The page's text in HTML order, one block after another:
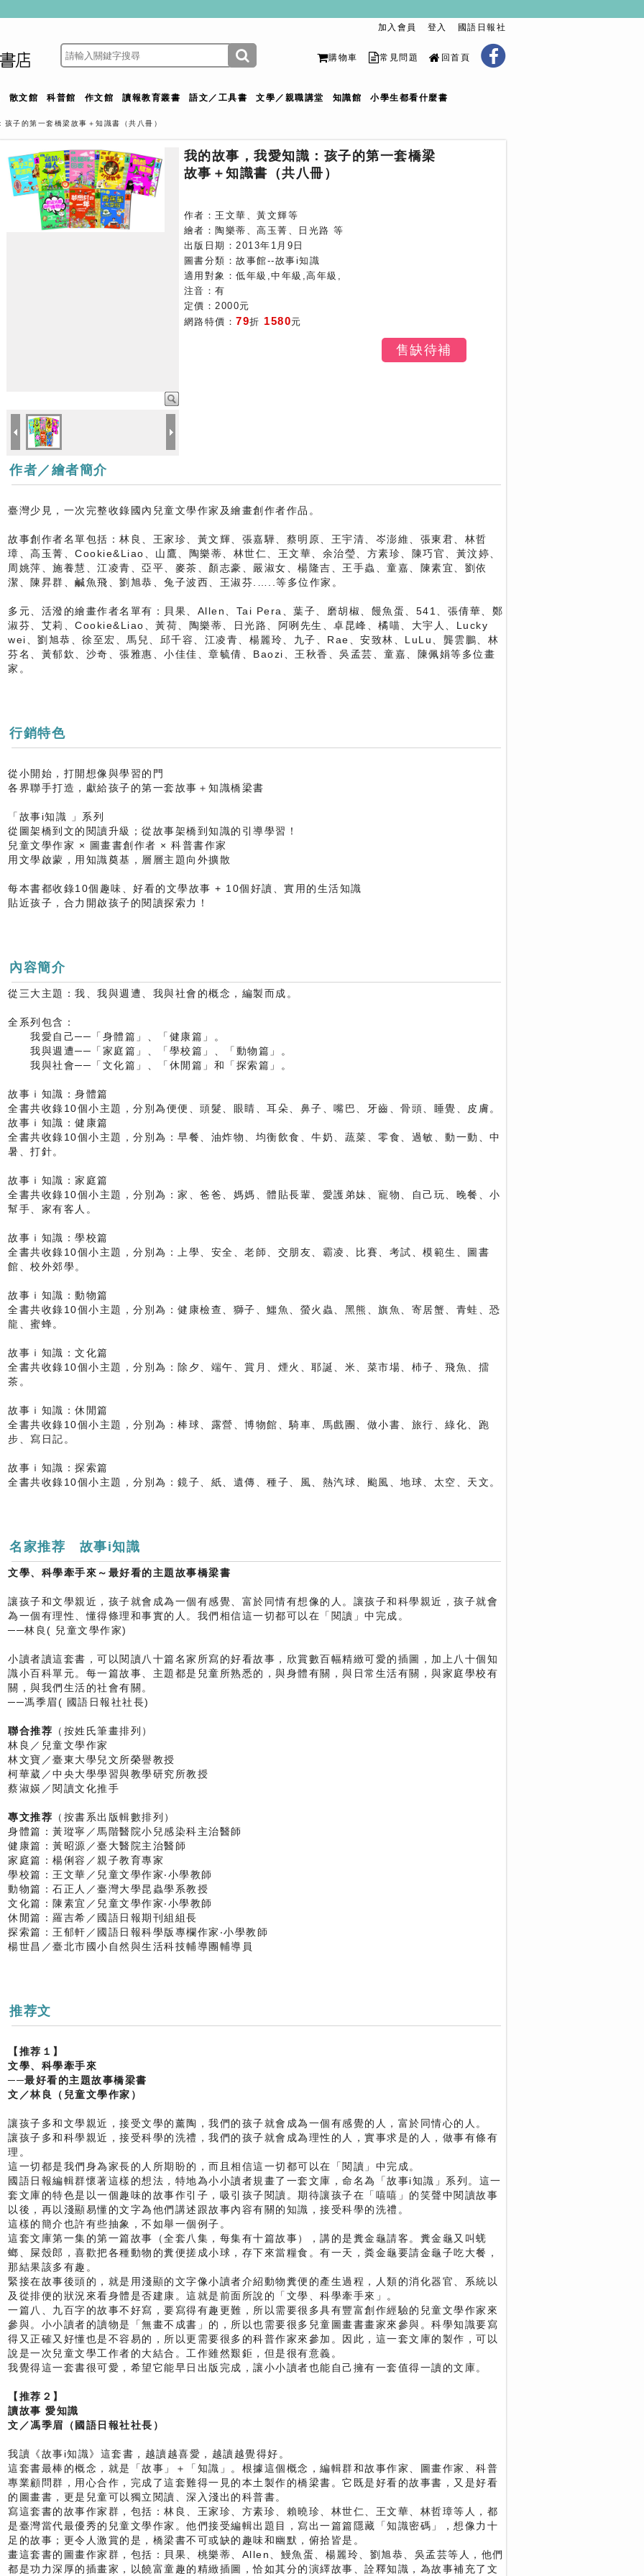
加入會員 登入 國語日報社
購物車 常見問題 回首頁
散文館 科普館 作文館 讀報教育叢書 語文／工具書 文學／親職講堂 知識館 小學生都看什麼書
孩子的第一套橋梁故事＋知識書（共八冊）
我的故事，我愛知識：孩子的第一套橋梁
故事＋知識書（共八冊）
作者：王文華、黃文輝等
繪者：陶樂蒂、高玉菁、日光路 等
出版日期：2013年1月9日
圖書分類：故事館--故事i知識
適用對象：低年級,中年級,高年級,
注音：有
定價：2000元
網路特價：79折 1580元
售缺待補
作者／繪者簡介
臺灣少見，一次完整收錄國內兒童文學作家及繪畫創作者作品。
故事創作者名單包括：林良、王家珍、黃文輝、張嘉驊、蔡明原、王宇清、岑澎維、張東君、林哲
璋、高玉菁、Cookie&Liao、山鷹、陶樂蒂、林世仁、王文華、余治瑩、方素珍、陳巧官、黃汶婷、
周姚萍、施養慧、江凌青、亞平、麥茶、顏志豪、嚴淑女、楊隆吉、王手蟲、童嘉、陳素宜、劉依
潔、陳昇群、鹹魚飛、劉旭恭、兔子波西、王淑芬.…..等多位作家。
多元、活潑的繪畫作者名單有：貝果、Allen、Tai Pera、葉子、磨胡椒、饅魚蛋、541、張倩華、鄭
淑芬、艾莉、Cookie&Liao、黃荷、陶樂蒂、日光路、阿咧先生、卓昆峰、橘喵、大宇人、Lucky
wei、劉旭恭、徐至宏、馬兒、邱千容、江凌青、楊麗玲、九子、Rae、安致林、LuLu、龔雲鵬、林
芬名、黃郁欽、沙奇、張雅惠、小佳佳、章毓倩、Baozi、王秋香、吳孟芸、童嘉、陳佩娟等多位畫
家。
行銷特色
從小開始，打開想像與學習的門
各界聯手打造，獻給孩子的第一套故事＋知識橋梁書
「故事i知識 」系列
從圖架橋到文的閱讀升級；從故事架橋到知識的引導學習！
兒童文學作家 × 圖畫書創作者 × 科普書作家
用文學啟蒙，用知識奠基，層層主題向外擴散
每本書都收錄10個趣味、好看的文學故事 + 10個好讀、實用的生活知識
貼近孩子，合力開啟孩子的閱讀探索力！
內容簡介
從三大主題：我、我與週遭、我與社會的概念，編製而成。
全系列包含：
我愛自己──「身體篇」、「健康篇」。
我與週遭──「家庭篇」、「學校篇」、「動物篇」。
我與社會──「文化篇」、「休閒篇」和「探索篇」。
故事ｉ知識：身體篇
全書共收錄10個小主題，分別為便便、頭髮、眼睛、耳朵、鼻子、嘴巴、牙齒、骨頭、睡覺、皮膚。
故事ｉ知識：健康篇
全書共收錄10個小主題，分別為：早餐、油炸物、均衡飲食、牛奶、蔬菜、零食、過敏、動一動、中
暑、打針。
故事ｉ知識：家庭篇
全書共收錄10個小主題，分別為：家、爸爸、媽媽、體貼長輩、愛護弟妹、寵物、自己玩、晚餐、小
幫手、家有客人。
故事ｉ知識：學校篇
全書共收錄10個小主題，分別為：上學、安全、老師、交朋友、霸凌、比賽、考試、模範生、圖書
館、校外郊學。
故事ｉ知識：動物篇
全書共收錄10個小主題，分別為：健康檢查、獅子、鱷魚、螢火蟲、黑熊、旗魚、寄居蟹、青蛙、恐
龍、蜜蜂。
故事ｉ知識：文化篇
全書共收錄10個小主題，分別為：除夕、端午、賞月、煙火、耶誕、米、菜市場、杮子、飛魚、擂
茶。
故事ｉ知識：休閒篇
全書共收錄10個小主題，分別為：棒球、露營、博物館、騎車、馬戲團、做小書、旅行、綠化、跑
步、寫日記。
故事ｉ知識：探索篇
全書共收錄10個小主題，分別為：鏡子、紙、遺傳、種子、風、熱汽球、颱風、地球、太空、天文。
名家推荐 故事i知識
文學、科學牽手來～最好看的主題故事橋梁書
讓孩子和文學親近，孩子就會成為一個有感覺、富於同情有想像的人。讓孩子和科學親近，孩子就會
為一個有理性、懂得條理和事實的人。我們相信這一切都可以在「閱讀」中完成。
──林良( 兒童文學作家)
小讀者讀這套書，可以閱讀八十篇名家所寫的好看故事，欣賞數百幅精緻可愛的插圖，加上八十個知
識小百科單元。每一篇故事、主題都是兒童所熟悉的，與身體有關，與日常生活有關，與家庭學校有
關，與我們生活的社會有關。
──馮季眉( 國語日報社社長)
聯合推荐 （按姓氏筆畫排列）
林良／兒童文學作家
林文寶／臺東大學兒文所榮譽教授
柯華葳／中央大學學習與教學研究所教授
蔡淑媖／閱讀文化推手
專文推荐 （按書系出版輯數排列）
身體篇：黃瑽寧／馬階醫院小兒感染科主治醫師
健康篇：黃昭源／臺大醫院主治醫師
家庭篇：楊俐容／親子教育專家
學校篇：王文華／兒童文學作家‧小學教師
動物篇：石正人／臺灣大學昆蟲學系教授
文化篇：陳素宜／兒童文學作家‧小學教師
休閒篇：羅吉希／國語日報期刊組組長
探索篇：王郁軒／國語日報科學版專欄作家‧小學教師
楊世昌／臺北市國小自然與生活科技輔導團輔導員
推荐文
【推荐１】
文學、科學牽手來
──最好看的主題故事橋梁書
文／林良（兒童文學作家）
讓孩子多和文學親近，接受文學的薰陶，我們的孩子就會成為一個有感覺的人，富於同情心的人。
讓孩子多和科學親近，接受科學的洗禮，我們的孩子就會成為理性的人，實事求是的人，做事有條有
理。
這一切都是我們身為家長的人所期盼的，而且相信這一切都可以在「閱讀」中完成。
國語日報編輯群懷著這樣的想法，特地為小小讀者規畫了一套文庫，命名為「故事i知識」系列。這一
套文庫的特色是以一個趣味的故事作引子，吸引孩子閱讀。期待讓孩子在「嘻嘻」的笑聲中閱讀故事
以後，再以淺顯易懂的文字為他們講述跟故事內容有關的知識，接受科學的洗禮。
這樣的簡介也許有些抽象，不如舉一個例子。
這套文庫第一集的第一篇故事（全套八集，每集有十篇故事），講的是糞金龜請客。糞金龜又叫蜣
螂、屎殼郎，喜歡把各種動物的糞便搓成小球，存下來當糧食。有一天，粪金龜要請金龜子吃大餐，
那結果該多有趣。
緊接在故事後頭的，就是用淺顯的文字像小讀者介紹動物糞便的產生過程，人類的消化器官、系統以
及從排便的狀況來看身體是否建康。這就是前面所說的「文學、科學牽手來」。
一篇八、九百字的故事不好寫，要寫得有趣更難，所以需要很多具有豐富創作經驗的兒童文學作家來
參與。小小讀者的讀物是「無畫不成書」的，所以也需要很多兒童圖畫書畫家來參與。科學知識要寫
得又正確又好懂也是不容易的，所以更需要很多的科普作家來參加。因此，這一套文庫的製作，可以
說是一次兒童文學工作者的大結合。工作雖然艱鉅，但是很有意義。
我覺得這一套書很可愛，希望它能早日出版完成，讓小小讀者也能自己擁有一套值得一讀的文庫。
【推荐２】
讀故事 愛知識
文／馮季眉（國語日報社社長）
我讀《故事i知識》這套書，越讀越喜愛，越讀越覺得好。
這套書最棒的概念，就是「故事」＋「知識」。根據這個概念，編輯群和故事作家、圖畫作家、科普
專業顧問群，用心合作，完成了這套難得一見的本土製作的橋梁書。它既是好看的故事書，又是好看
的圖畫書，更是兒童可以獨立閱讀、深入淺出的科普書。
寫這套書的故事作家群，包括：林良、王家珍、方素珍、賴曉珍、林世仁、王文華、林哲璋等人，都
是臺灣當代最優秀的兒童文學作家。他們接受編輯出題目，寫出一篇篇隱藏「知識密碼」，想像力十
足的故事；更令人激賞的是，橋梁書不可或缺的趣味和幽默，俯拾皆是。
畫這套書的圖畫作家群，包括：貝果、桃樂蒂、Allen、鰻魚蛋、楊麗玲、劉旭恭、吳孟芸等人，他們
都是功力深厚的插畫家，以饒富童趣的精緻插圖，恰如其分的演繹故事、詮釋知識，為故事補充了文